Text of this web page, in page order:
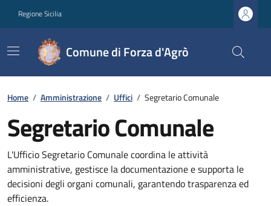
Regione Sicilia
Comune di Forza d'Agrò
Home / Amministrazione / Uffici / Segretario Comunale
Segretario Comunale
L'Ufficio Segretario Comunale coordina le attività
amministrative, gestisce la documentazione e supporta le
decisioni degli organi comunali, garantendo trasparenza ed
efficienza.